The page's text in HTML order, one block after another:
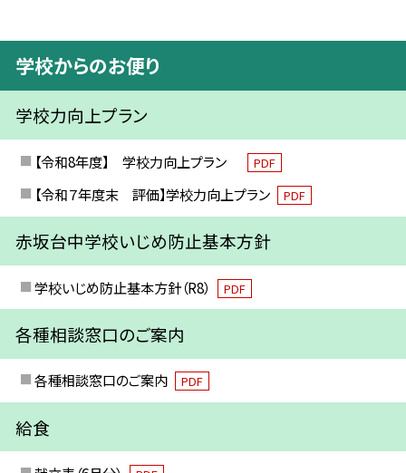
学校からのお便り
学校力向上プラン
【令和8年度】 学校力向上プラン PDF
【令和７年度末 評価】学校力向上プラン PDF
赤坂台中学校いじめ防止基本方針
学校いじめ防止基本方針（R8） PDF
各種相談窓口のご案内
各種相談窓口のご案内 PDF
給食